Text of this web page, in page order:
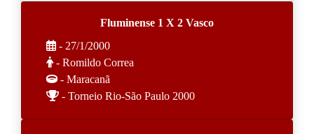
Fluminense 1 X 2 Vasco
- 27/1/2000
- Romildo Correa
- Maracanã
- Torneio Rio-São Paulo 2000